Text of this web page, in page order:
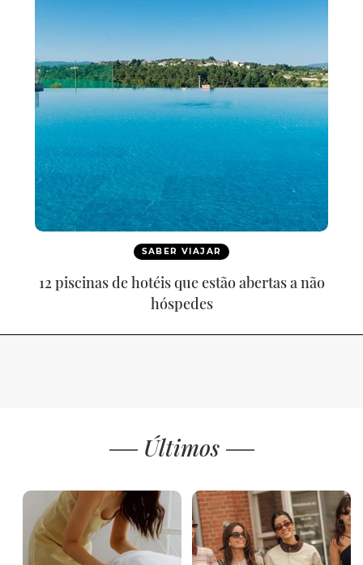
SABER VIAJAR
12 piscinas de hotéis que estão abertas a não
hóspedes
Últimos